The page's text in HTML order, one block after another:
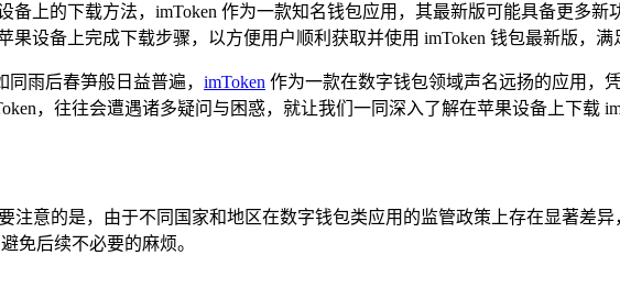
备上的下载方法，imToken 作为一款知名钱包应用，其最新版可能具备更多
设备上完成下载步骤，以方便用户顺利获取并使用 imToken 钱包最新版，满
同雨后春笋般日益普遍， imToken 作为一款在数字钱包领域声名远扬的应用，
，往往会遭遇诸多疑问与困惑，就让我们一同深入了解在苹果设备上下载
注意的是，由于不同国家和地区在数字钱包类应用的监管政策上存在显著差
免后续不必要的麻烦。